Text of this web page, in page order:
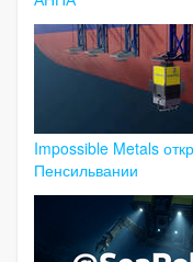
Impossible Metals
Пенсильвании